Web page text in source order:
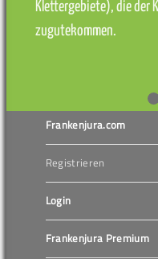
Klettergebiete), die der
zugutekommen.
Frankenjura.com
Registrieren
Login
Frankenjura Premium